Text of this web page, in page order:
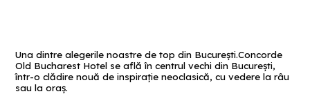
Una dintre alegerile noastre de top din București.Concorde
Old Bucharest Hotel se află în centrul vechi din București,
într-o clădire nouă de inspirație neoclasică, cu vedere la râu
sau la oraș.